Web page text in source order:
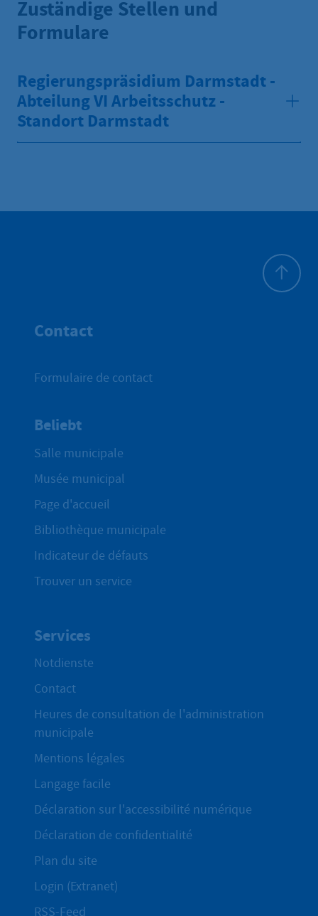
Zuständige Stellen und
Formulare
Regierungspräsidium Darmstadt -
Abteilung VI Arbeitsschutz -
Standort Darmstadt
Contact
Formulaire de contact
Beliebt
Salle municipale
Musée municipal
Page d'accueil
Bibliothèque municipale
Indicateur de défauts
Trouver un service
Services
Notdienste
Contact
Heures de consultation de l'administration
municipale
Mentions légales
Langage facile
Déclaration sur l'accessibilité numérique
Déclaration de confidentialité
Plan du site
Login (Extranet)
RSS-Feed